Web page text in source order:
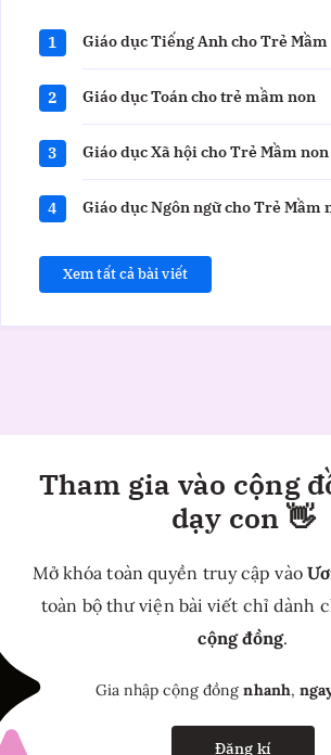
1 Giáo dục Tiếng Anh cho Trẻ
2 Giáo dục Toán cho trẻ mầm non
3 Giáo dục Xã hội cho Trẻ Mầm non
4 Giáo dục Ngôn ngữ cho Trẻ Mầm
Xem tất cả bài viết
Tham gia vào cộng
dạy con 👋
Mở khóa toàn quyền truy cập vào
toàn bộ thư viện bài viết chỉ dành
cộng đồng.
Gia nhập cộng đồngnhanh,
Đăng kí